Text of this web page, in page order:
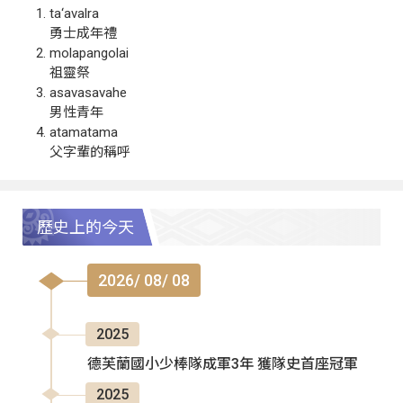
ta‘avalra
勇士成年禮
molapangolai
祖靈祭
asavasavahe
男性青年
atamatama
父字輩的稱呼
歷史上的今天
2026/ 08/ 08
2025
德芙蘭國小少棒隊成軍3年 獲隊史首座冠軍
2025